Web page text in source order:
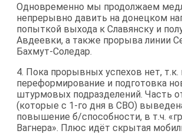
Одновременно мы продолжаем
непрерывно давить на донецком
попыткой выхода к Славянску и
Авдеевки, а также прорыва линии
Бахмут-Соледар.
4. Пока прорывных успехов нет, т.к.
переформирование и подготовка
штурмовых подразделений. Часть
(которые с 1-го дня в СВО)
повышение б/способности, в т.ч.
Вагнера». Плюс идёт скрытая